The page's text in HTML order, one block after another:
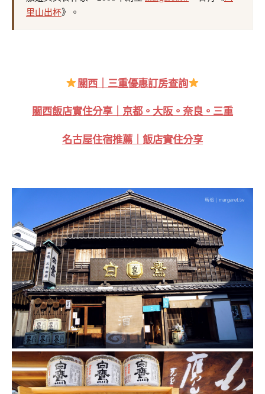
里山出杯》。
關西｜三重優惠訂房查詢
關西飯店實住分享｜京都。大阪。奈良。三重
名古屋住宿推薦｜飯店實住分享